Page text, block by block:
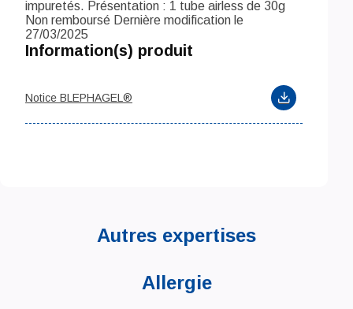
impuretés. Présentation : 1 tube airless de 30g
Non remboursé Dernière modification le
27/03/2025
Information(s) produit
Notice BLEPHAGEL®
Autres expertises
Allergie